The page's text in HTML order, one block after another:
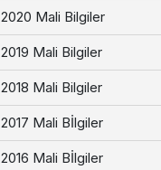
2020 Mali Bilgiler
2019 Mali Bilgiler
2018 Mali Bilgiler
2017 Mali Bİlgiler
2016 Mali Bİlgiler